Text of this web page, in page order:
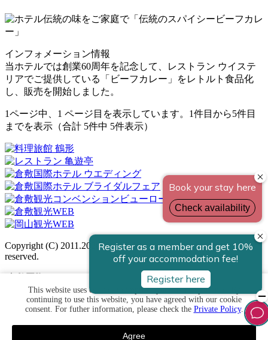
インフォメーション情報
当ホテルでは創業60周年を記念して、レストラン ウイステ
リアでご提供している「ビーフカレー」をレトルト食品化
し、販売を開始しました。
1ページ中、1 ページ目を表示しています。1件目から5件目
までを表示（合計 5件中 5件表示）
Copyright (C) 2011.2026 Kurashiki Kokusai Hotel. all rights
reserved.
〒710-0046 岡山県倉敷市中央1-1-44
TEL.086-422-5141／FAX.086-422-5192
当サイトではCookieを使用します。Cookieの使用に関する詳
プライバシーポリシー」をご覧ください。
This website uses cookies to improve your user experience. By
continuing to use this website, you have agreed with our cookie
consent. For futher information, please check the Private Policy.
Agree